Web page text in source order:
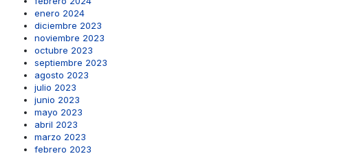
enero 2024
diciembre 2023
noviembre 2023
octubre 2023
septiembre 2023
agosto 2023
julio 2023
junio 2023
mayo 2023
abril 2023
marzo 2023
febrero 2023